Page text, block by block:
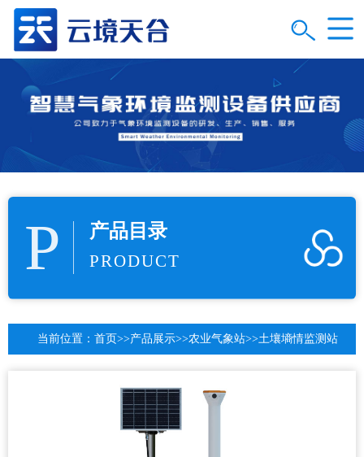
P 产品目录
PRODUCT
当前位置： 首页>>产品展示>>农业气象站>>土壤墒情监测站